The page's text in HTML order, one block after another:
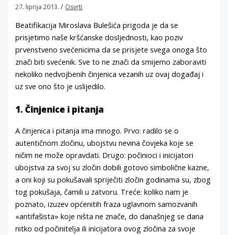
27. lipnja 2013./ Osvrti
Beatifikacija Miroslava Bulešića prigoda je da se
prisjetimo naše kršćanske dosljednosti, kao poziv
prvenstveno svećenicima da se prisjete svega onoga što
znači biti svećenik. Sve to ne znači da smijemo zaboraviti
nekoliko nedvojbenih činjenica vezanih uz ovaj događaj i
uz sve ono što je uslijedilo.
1. Činjenice i pitanja
A činjenica i pitanja ima mnogo. Prvo: radilo se o
autentičnom zločinu, ubojstvu nevina čovjeka koje se
ničim ne može opravdati. Drugo: počinioci i inicijatori
ubojstva za svoj su zločin dobili gotovo simbolične kazne,
a oni koji su pokušavali spriječiti zločin godinama su, zbog
tog pokušaja, čamili u zatvoru. Treće: koliko nam je
poznato, izuzev općenitih fraza uglavnom samozvanih
«antifašista» koje ništa ne znače, do današnjeg se dana
nitko od počinitelja ili inicijatora ovog zločina za svoje